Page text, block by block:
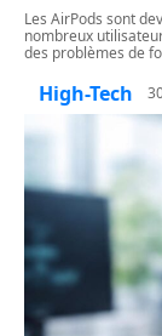
Les AirPods sont
nombreux
des problèmes de
High-Tech